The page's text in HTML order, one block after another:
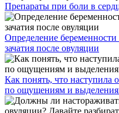
Препараты при боли в
Определение
зачатия после овуляции
Как понять, что наступила
по ощущениям и